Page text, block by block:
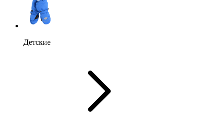
Детские